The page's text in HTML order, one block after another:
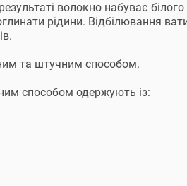
волокно набуває
рідини. Відбілювання
та штучним способом.
способом одержують із: